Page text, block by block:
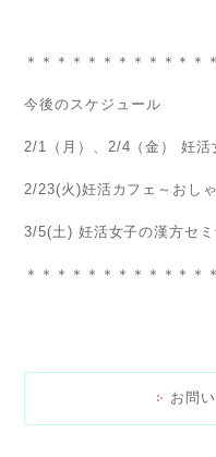
＊＊＊＊＊＊＊＊＊＊＊＊
今後のスケジュール
2/1（月）、2/4（金） 妊活
2/23(火)妊活カフェ～おし
3/5(土) 妊活女子の漢方セミ
＊＊＊＊＊＊＊＊＊＊＊＊
お問